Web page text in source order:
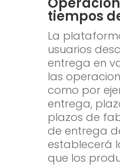
tiempos
La
usuarios
entrega en
las
como por
entrega,
plazos de
de entrega
establecerá
que los